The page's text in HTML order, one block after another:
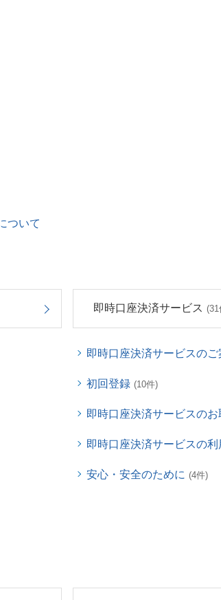
ついて
即時口座決済サービス (31
即時口座決済サービスのご
初回登録 (10件)
即時口座決済サービスの
即時口座決済サービスの
安心・安全のために (4件)